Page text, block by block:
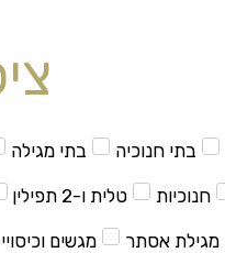
בתי חנוכיה בתי מגילה
חנוכיות טלית ו-2 תפילין
מגילת אסתר מגשים